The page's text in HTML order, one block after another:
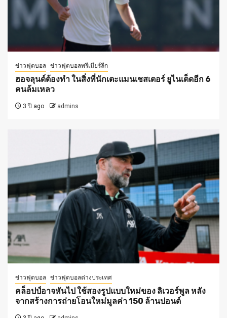
ข่าวฟุตบอล ข่าวฟุตบอลพรีเมียร์ลีก
ฮอจลุนด์ต้องทำ ในสิ่งที่นักเตะแมนเชสเตอร์ ยูไนเต็ดอีก 6
คนล้มเหลว
3 ปี ago admins
ข่าวฟุตบอล ข่าวฟุตบอลต่างประเทศ
คล็อปป์อาจหันไป ใช้สองรูปแบบใหม่ของ ลิเวอร์พูล หลัง
จากสร้างการถ่ายโอนใหม่มูลค่า 150 ล้านปอนด์